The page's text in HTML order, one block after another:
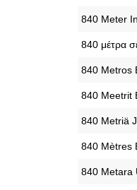
‎840 Meter
‎840 μέτρα
‎840 Metros
‎840 Meetrit
‎840 Metriä
‎840 Mètres
‎840 Metara